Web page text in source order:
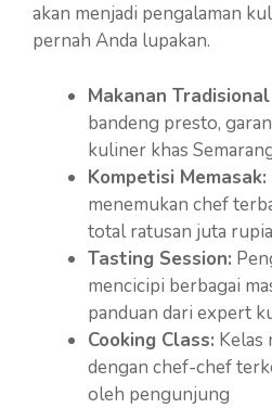
akan menjadi pengalaman
pernah Anda lupakan.
Makanan
bandeng presto,
kuliner khas
Kompetisi Memasak:
menemukan chef
total ratusan juta
Tasting Session:
mencicipi berbagai
panduan dari expert
Cooking Class: Kelas
dengan chef-chef
oleh pengunjung